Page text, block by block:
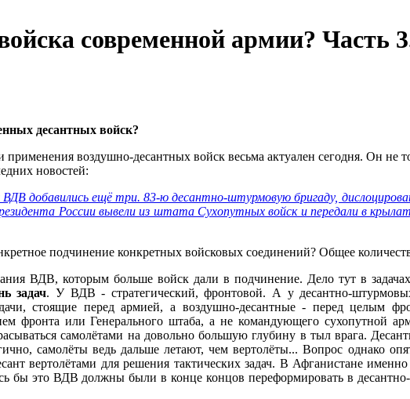
современной армии? Часть
десантных войск?
воздушно-десантных войск весьма актуален сегодня. Он не
новостей:
добавились ещё три. 83-ю десантно-штурмовую бригаду,
России вывели из штата Сухопутных войск и передали в
подчинение конкретных войсковых соединений? Общее
ВДВ, которым больше войск дали в подчинение. Дело тут в
задач. У ВДВ - стратегический, фронтовой. А у десантно-
стоящие перед армией, а воздушно-десантные - перед целым
фронта или Генерального штаба, а не командующего сухопутной
самолётами на довольно большую глубину в тыл врага.
самолёты ведь дальше летают, чем вертолёты... Вопрос однако
вертолётами для решения тактических задач. В Афганистане
бы это ВДВ должны были в конце концов переформировать в